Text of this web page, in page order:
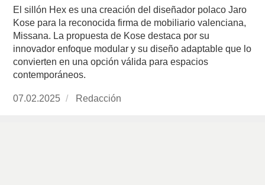
El sillón Hex es una creación del diseñador polaco Jaro
Kose para la reconocida firma de mobiliario valenciana,
Missana. La propuesta de Kose destaca por su
innovador enfoque modular y su diseño adaptable que lo
convierten en una opción válida para espacios
contemporáneos.
Publicado
07.02.2025 https://www.experimenta.es/author/redaccion/
Redacción